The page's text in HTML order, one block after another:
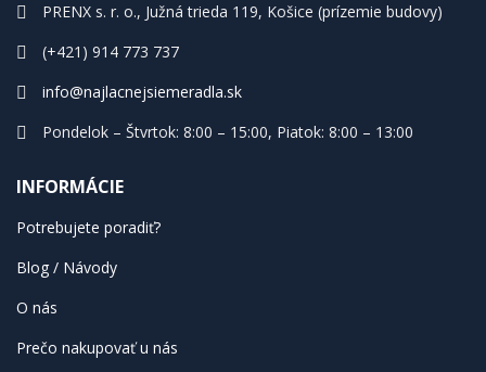
PRENX s. r. o., Južná trieda 119, Košice (prízemie budovy)
(+421) 914 773 737
info@najlacnejsiemeradla.sk
Pondelok – Štvrtok: 8:00 – 15:00, Piatok: 8:00 – 13:00
INFORMÁCIE
Potrebujete poradiť?
Blog / Návody
O nás
Prečo nakupovať u nás